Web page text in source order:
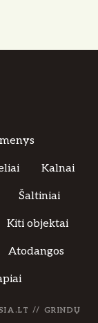
Kalnai
Šaltiniai
Kiti objektai
Atodangos
// GRINDŲ